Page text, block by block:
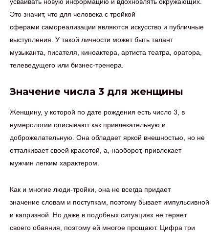
Это значит, что для человека с тройкой
сферами самореализации являются искусство и публичные
выступления. У такой личности может быть талант
музыканта, писателя, киноактера, артиста театра, оратора,
телеведущего или бизнес-тренера.
Значение числа 3 для женщины
Женщину, у которой по дате рождения есть число 3, в
нумерологии описывают как привлекательную и
доброжелательную. Она обладает яркой внешностью, но не
отталкивает своей красотой, а, наоборот, привлекает
мужчин легким характером.
Как и многие люди-тройки, она не всегда придает
значение словам и поступкам, поэтому бывает импульсивной
и капризной. Но даже в подобных ситуациях не теряет
своего обаяния, поэтому ей многое прощают. Цифра три